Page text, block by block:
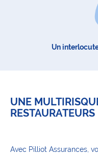
Un
UNE
RESTAURATEURS
Avec Pilliot Assurances,